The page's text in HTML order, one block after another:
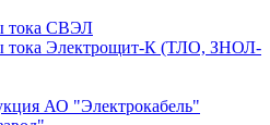
тока СВЭЛ
тока Электрощит-К (ТЛО, ЗНОЛ-
АО "Электрокабель"